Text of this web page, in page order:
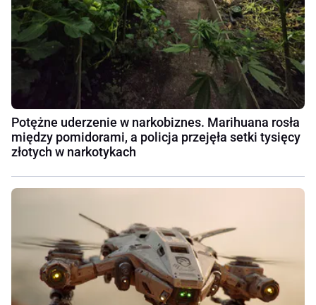
Potężne uderzenie w narkobiznes. Marihuana rosła
między pomidorami, a policja przejęła setki tysięcy
złotych w narkotykach